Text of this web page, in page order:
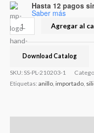
Hasta 12 pagos
Saber más
Agregar al
Download Catalog
SKU: SS-PL-210203-1
Etiquetas: anillo importado